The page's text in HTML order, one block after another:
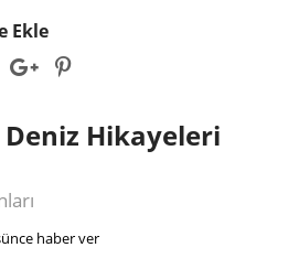
Ekle
Hikayeleri
haber ver